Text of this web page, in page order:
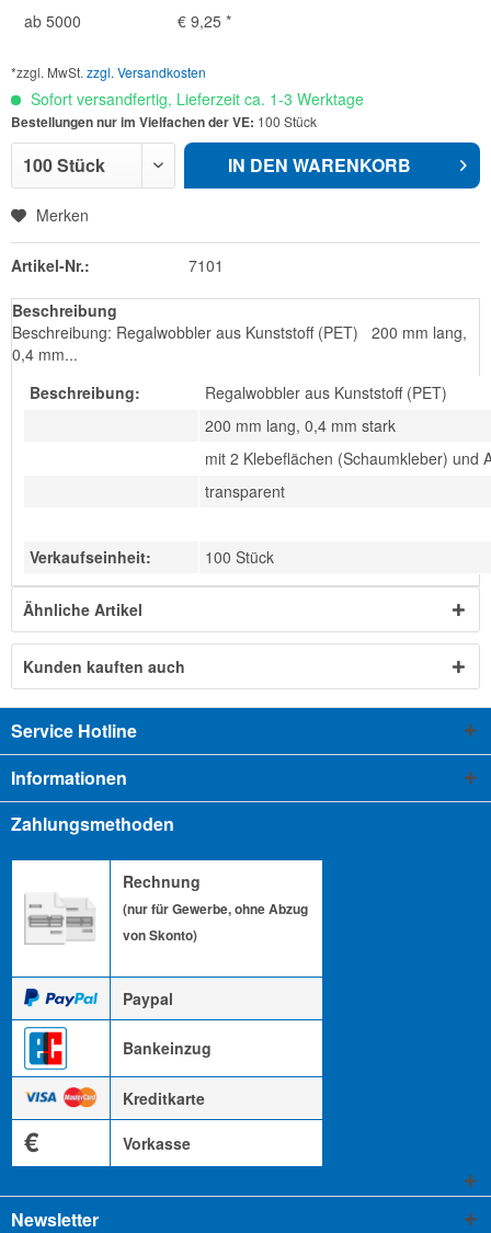
ab 5000 € 9,25 *
*zzgl. MwSt. zzgl. Versandkosten
Sofort versandfertig, Lieferzeit ca. 1-3 Werktage
Bestellungen nur im Vielfachen der VE: 100 Stück
IN DEN WARENKORB
Merken
Artikel-Nr.: 7101
Beschreibung
Beschreibung: Regalwobbler aus Kunststoff (PET) 200 mm lang,
0,4 mm...
Beschreibung:
Regalwobbler aus Kunststoff (PET)
200 mm lang, 0,4 mm stark
mit 2 Klebeflächen (Schaumkleber) und
transparent
Verkaufseinheit: 100 Stück
Ähnliche Artikel
Kunden kauften auch
Service Hotline
Informationen
Zahlungsmethoden
Rechnung
(nur für Gewerbe, ohne Abzug
von Skonto)
Paypal
Bankeinzug
Kreditkarte
€ Vorkasse
Newsletter